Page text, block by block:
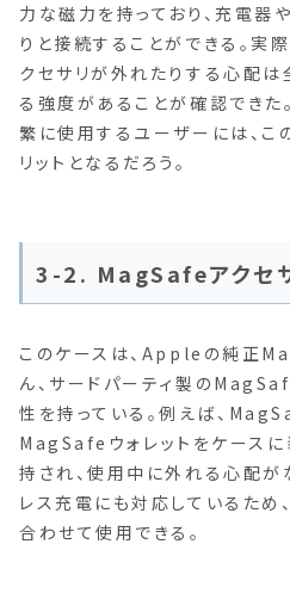
力な磁力を持っており、充電器
りと接続することができる。実
クセサリが外れたりする心配は
る強度があることが確認でき
繁に使用するユーザーには、こ
リットとなるだろう。
3-2. MagSafeアクセ
このケースは、Appleの純正
ん、サードパーティ製の
性を持っている。例えば、
MagSafeウォレットをケースに
持され、使用中に外れる心配が
レス充電にも対応しているため
合わせて使用できる。